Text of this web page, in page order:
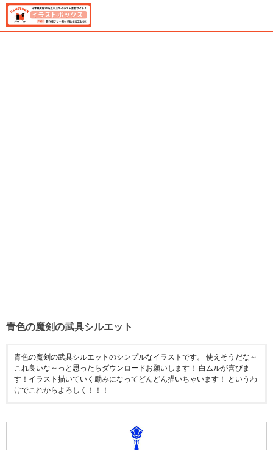
青色の魔剣の武具シルエット
青色の魔剣の武具シルエットのシンプルなイラストです。 使えそうだな～
これ良いな～っと思ったらダウンロードお願いします！ 白ムルが喜びま
す！イラスト描いていく励みになってどんどん描いちゃいます！ というわ
けでこれからよろしく！！！